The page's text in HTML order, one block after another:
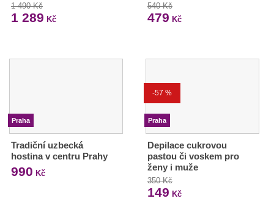
1 490 Kč
1 289 Kč
540 Kč
479 Kč
Praha
Tradiční uzbecká
hostina v centru Prahy
990 Kč
-57 %
Praha
Depilace cukrovou
pastou či voskem pro
ženy i muže
350 Kč
149 Kč